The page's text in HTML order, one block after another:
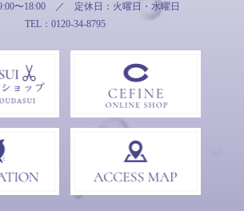
〜18:00 ／ 定休日：火曜日・水曜日
TEL：0120-34-8795